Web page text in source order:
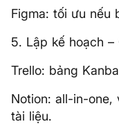
Figma: tối ưu nếu
5. Lập kế hoạch
Trello: bảng
Notion: all-in-
tài liệu.